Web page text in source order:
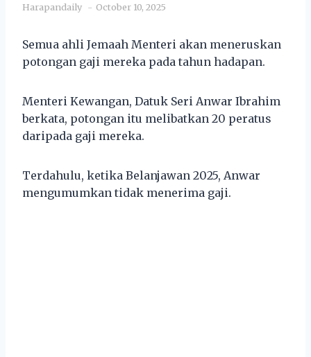
Harapandaily October 10, 2025
Semua ahli Jemaah Menteri akan meneruskan
potongan gaji mereka pada tahun hadapan.
Menteri Kewangan, Datuk Seri Anwar Ibrahim
berkata, potongan itu melibatkan 20 peratus
daripada gaji mereka.
Terdahulu, ketika Belanjawan 2025, Anwar
mengumumkan tidak menerima gaji.